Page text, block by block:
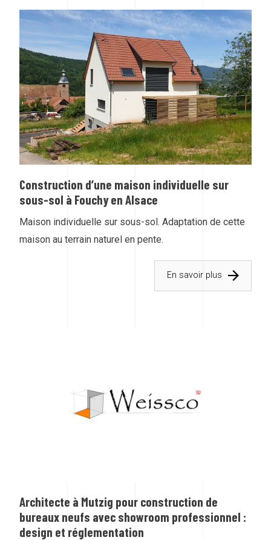
Construction d’une maison individuelle sur
sous-sol à Fouchy en Alsace
Maison individuelle sur sous-sol. Adaptation de cette
maison au terrain naturel en pente.
En savoir plus
Architecte à Mutzig pour construction de
bureaux neufs avec showroom professionnel :
design et réglementation